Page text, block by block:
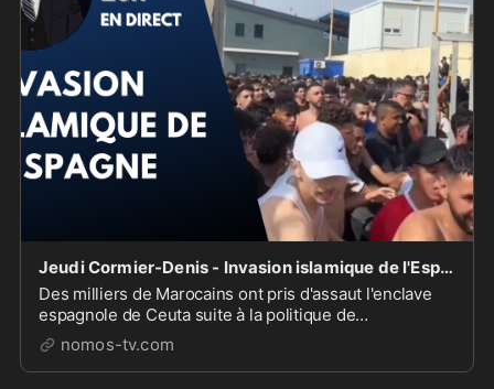
Jeudi Cormier-Denis - Invasion islamique de l'Espagne [EN DIRECT]
Des milliers de Marocains ont pris d'assaut l'enclave
espagnole de Ceuta suite à la politique de
régularisation d'un million de sans-papiers par le
gouvernement socialiste de Pedro Sanchez.\n\nSoyez
là en direct ce soir 20h (2h en FR).
nomos-tv.com